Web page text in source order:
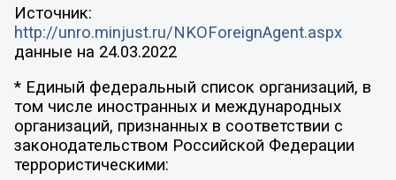
Источник:
http://unro.minjust.ru/NKOForeignAgent.aspx
данные на 24.03.2022
* Единый федеральный список организаций, в
том числе иностранных и международных
организаций, признанных в соответствии с
законодательством Российской Федерации
террористическими: